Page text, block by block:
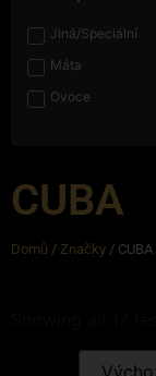
Jiná/Speciální
Máta
Ovoce
CUBA
Domů / Značky / CUBA